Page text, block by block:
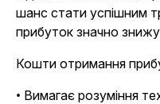
шанс стати успішним
прибуток значно
Кошти отримання
• Вимагає розуміння